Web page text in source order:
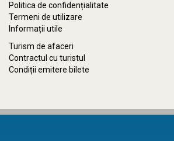
Politica de confidențialitate
Termeni de utilizare
Informații utile
Turism de afaceri
Contractul cu turistul
Condiții emitere bilete